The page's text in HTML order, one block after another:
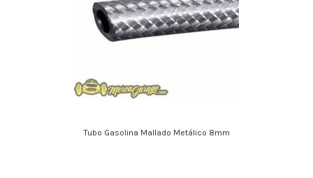
Tubo Gasolina Mallado Metálico 8mm